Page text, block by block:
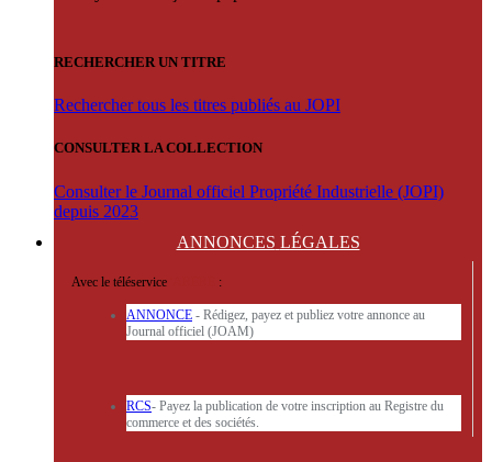
RECHERCHER UN TITRE
Rechercher tous les titres publiés au JOPI
CONSULTER LA COLLECTION
Consulter le Journal officiel Propriété Industrielle (JOPI)
depuis 2023
ANNONCES LÉGALES
Avec le téléservice :
ANNONCE - Rédigez, payez et publiez votre annonce au
Journal officiel (JOAM)
RCS- Payez la publication de votre inscription au Registre du
commerce et des sociétés.